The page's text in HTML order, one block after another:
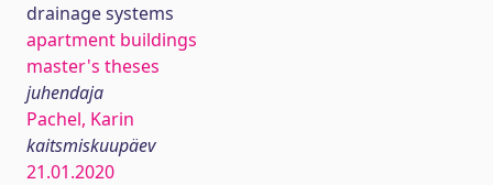
drainage systems
apartment buildings
master's theses
juhendaja
Pachel, Karin
kaitsmiskuupäev
21.01.2020